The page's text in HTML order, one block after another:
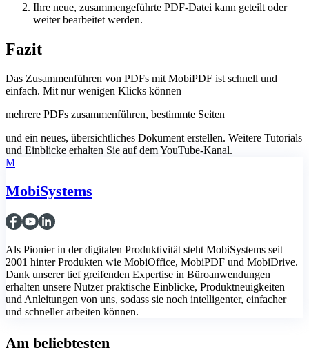
Ihre neue, zusammengeführte PDF-Datei kann geteilt oder
weiter bearbeitet werden.
Fazit
Das Zusammenführen von PDFs mit MobiPDF ist schnell und
einfach. Mit nur wenigen Klicks können
mehrere PDFs zusammenführen, bestimmte Seiten
und ein neues, übersichtliches Dokument erstellen. Weitere Tutorials
und Einblicke erhalten Sie auf dem YouTube-Kanal.
M
MobiSystems
Als Pionier in der digitalen Produktivität steht MobiSystems seit
2001 hinter Produkten wie MobiOffice, MobiPDF und MobiDrive.
Dank unserer tief greifenden Expertise in Büroanwendungen
erhalten unsere Nutzer praktische Einblicke, Produktneuigkeiten
und Anleitungen von uns, sodass sie noch intelligenter, einfacher
und schneller arbeiten können.
Am beliebtesten